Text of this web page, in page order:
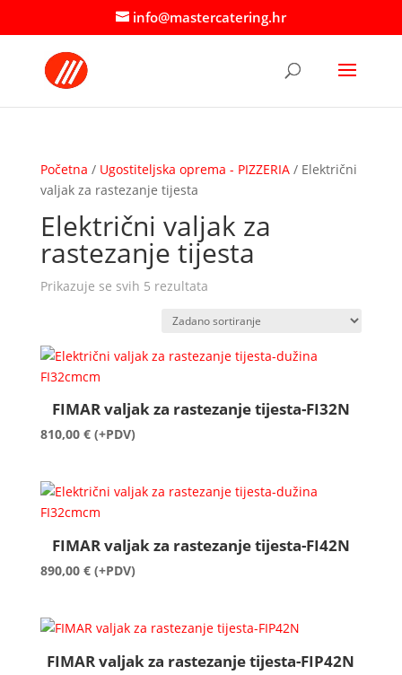
info@mastercatering.hr
Početna / Ugostiteljska oprema - PIZZERIA/ Električni
valjak za rastezanje tijesta
Električni valjak za
rastezanje tijesta
Prikazuje se svih 5 rezultata
FIMAR valjak za rastezanje tijesta-FI32N
810,00 € (+PDV)
FIMAR valjak za rastezanje tijesta-FI42N
890,00 € (+PDV)
FIMAR valjak za rastezanje tijesta-FIP42N